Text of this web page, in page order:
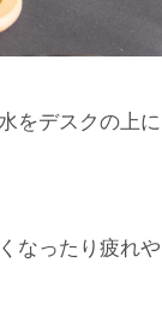
をデスクの上に
なったり疲れや